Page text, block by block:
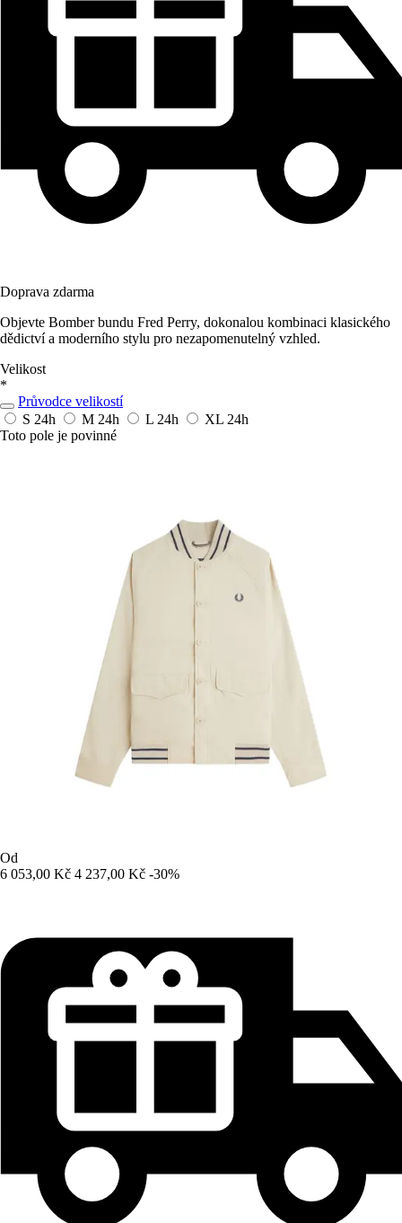
Doprava zdarma
Objevte Bomber bundu Fred Perry, dokonalou kombinaci klasického
dědictví a moderního stylu pro nezapomenutelný vzhled.
Velikost
*
Průvodce velikostí
S 24h M 24h L 24h XL 24h
Toto pole je povinné
Od
6 053,00 Kč 4 237,00 Kč -30%